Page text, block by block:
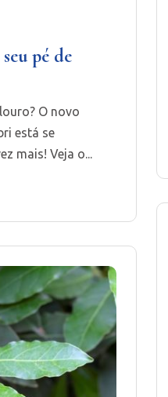
pé de
O novo
está se
mais! Veja o...